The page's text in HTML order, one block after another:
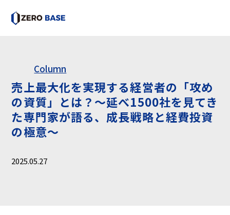
Column
売上最大化を実現する経営者の「攻め
の資質」とは？～延べ1500社を見てき
た専門家が語る、成長戦略と経費投資
の極意～
2025.05.27